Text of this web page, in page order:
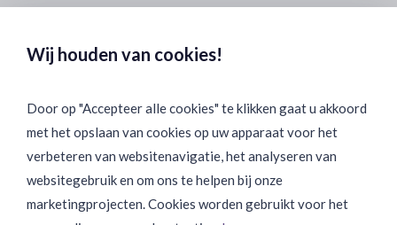
Binnen 24 uur Discreet Bezorgd:
Wij houden van cookies!
Door op "Accepteer alle cookies" te klikken gaat u akkoord
met het opslaan van cookies op uw apparaat voor het
verbeteren van websitenavigatie, het analyseren van
websitegebruik en om ons te helpen bij onze
marketingprojecten. Cookies worden gebruikt voor het